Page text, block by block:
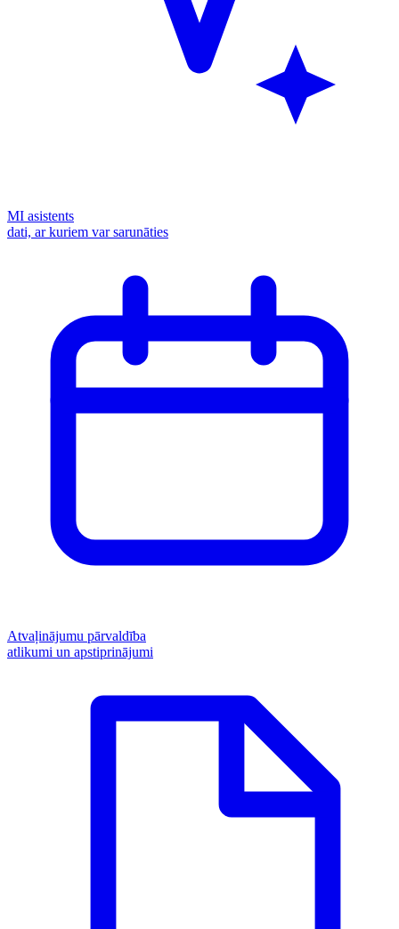
MI asistents
dati, ar kuriem var sarunāties
Atvaļinājumu pārvaldība
atlikumi un apstiprinājumi